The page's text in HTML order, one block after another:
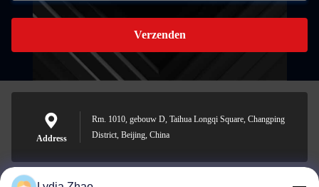
Verzenden
Address
Rm. 1010, gebouw D, Taihua Longqi Square, Changping
District, Beijing, China